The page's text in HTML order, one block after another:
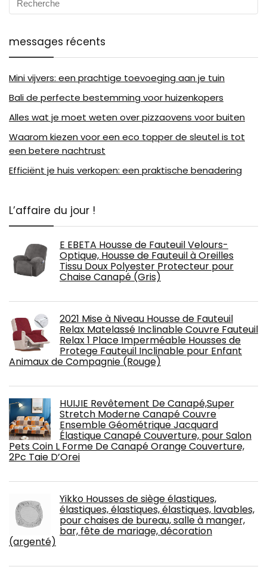
messages récents
Mini vijvers: een prachtige toevoeging aan je tuin
Bali de perfecte bestemming voor huizenkopers
Alles wat je moet weten over pizzaovens voor buiten
Waarom kiezen voor een eco topper de sleutel is tot
een betere nachtrust
Efficiënt je huis verkopen: een praktische benadering
L’affaire du jour !
E EBETA Housse de Fauteuil Velours-
Optique, Housse de Fauteuil à Oreilles
Tissu Doux Polyester Protecteur pour
Chaise Canapé (Gris)
2021 Mise à Niveau Housse de Fauteuil
Relax Matelassé Inclinable Couvre Fauteuil
Relax 1 Place Imperméable Housses de
Protege Fauteuil Inclinable pour Enfant
Animaux de Compagnie (Rouge)
HUIJIE Revêtement De Canapé,Super
Stretch Moderne Canapé Couvre
Ensemble Géométrique Jacquard
Élastique Canapé Couverture, pour Salon
Pets Coin L Forme De Canapé Orange Couverture,
2Pc Taie D’Orei
Yikko Housses de siège élastiques,
élastiques, élastiques, élastiques, lavables,
pour chaises de bureau, salle à manger,
bar, fête de mariage, décoration
(argenté)